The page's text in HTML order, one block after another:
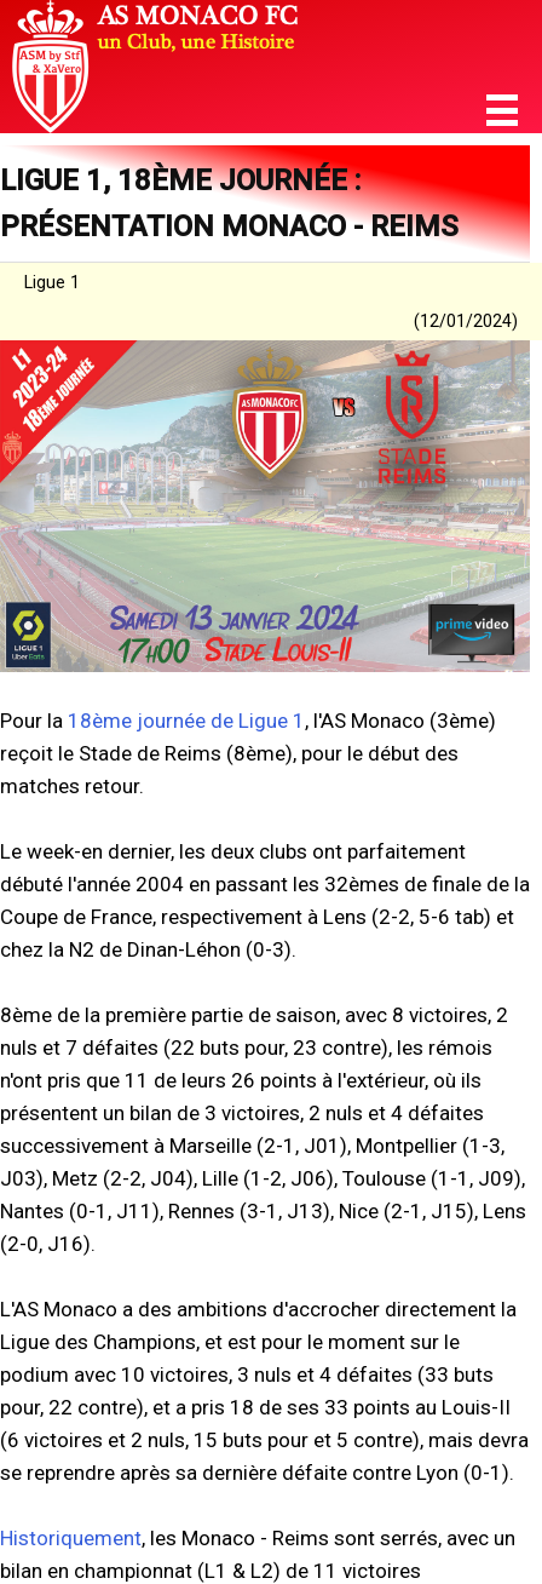
LIGUE 1, 18ÈME JOURNÉE :
PRÉSENTATION MONACO - REIMS
Ligue 1
(12/01/2024)
Pour la 18ème journée de Ligue 1 , l'AS Monaco (3ème)
reçoit le Stade de Reims (8ème), pour le début des
matches retour.
Le week-en dernier, les deux clubs ont parfaitement
débuté l'année 2004 en passant les 32èmes de finale de la
Coupe de France, respectivement à Lens (2-2, 5-6 tab) et
chez la N2 de Dinan-Léhon (0-3).
8ème de la première partie de saison, avec 8 victoires, 2
nuls et 7 défaites (22 buts pour, 23 contre), les rémois
n'ont pris que 11 de leurs 26 points à l'extérieur, où ils
présentent un bilan de 3 victoires, 2 nuls et 4 défaites
successivement à Marseille (2-1, J01), Montpellier (1-3,
J03), Metz (2-2, J04), Lille (1-2, J06), Toulouse (1-1, J09),
Nantes (0-1, J11), Rennes (3-1, J13), Nice (2-1, J15), Lens
(2-0, J16).
L'AS Monaco a des ambitions d'accrocher directement la
Ligue des Champions, et est pour le moment sur le
podium avec 10 victoires, 3 nuls et 4 défaites (33 buts
pour, 22 contre), et a pris 18 de ses 33 points au Louis-II
(6 victoires et 2 nuls, 15 buts pour et 5 contre), mais devra
se reprendre après sa dernière défaite contre Lyon (0-1).
Historiquement, les Monaco - Reims sont serrés, avec un
bilan en championnat (L1 & L2) de 11 victoires